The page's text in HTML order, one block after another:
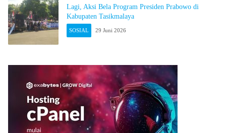
Lagi, Aksi Bela Program Presiden Prabowo di
Kabupaten Tasikmalaya
SOSIAL 29 Juni 2026